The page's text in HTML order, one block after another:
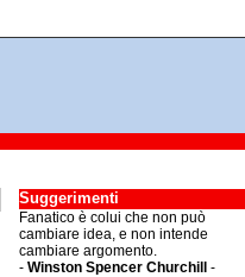
Suggerimenti
Fanatico è colui che non può
cambiare idea, e non intende
cambiare argomento.
- Winston Spencer Churchill -